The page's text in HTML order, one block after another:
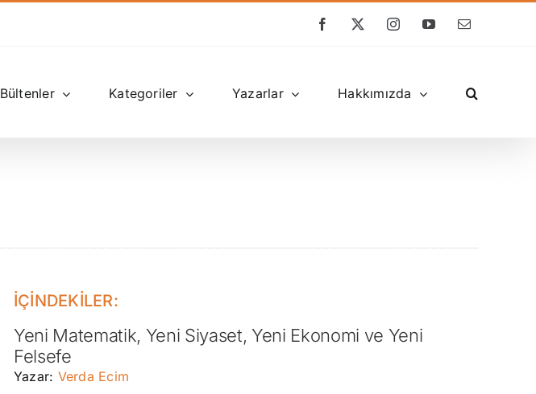
Facebook
X InstagramYouTube
E-
Bültenler Kategoriler Yazarlar Hakkımızda
İÇİNDEKİLER:
Yeni Matematik, Yeni Siyaset, Yeni Ekonomi ve Yeni
Felsefe
Yazar: Verda Ecim